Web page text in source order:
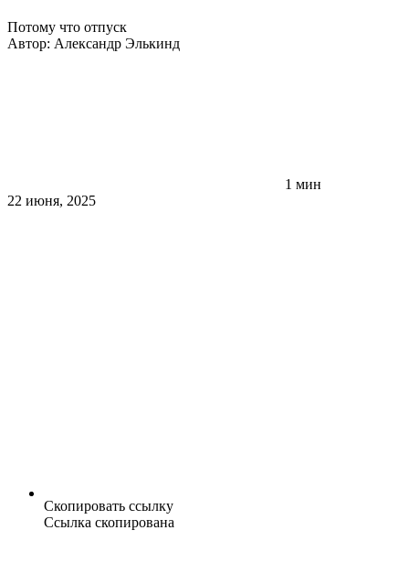
Потому что отпуск
Автор: Александр Элькинд
1 мин
22 июня, 2025
Скопировать ссылку
Ссылка скопирована